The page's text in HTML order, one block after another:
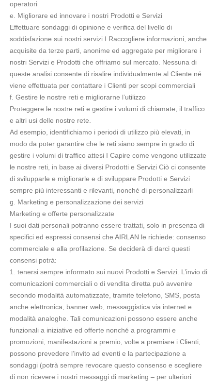
operatori
e. Migliorare ed innovare i nostri Prodotti e Servizi
Effettuare sondaggi di opinione e verifica del livello di
soddisfazione sui nostri servizi I Raccogliere informazioni, anche
acquisite da terze parti, anonime ed aggregate per migliorare i
nostri Servizi e Prodotti che offriamo sul mercato. Nessuna di
queste analisi consente di risalire individualmente al Cliente né
viene effettuata per contattare i Clienti per scopi commerciali
f. Gestire le nostre reti e migliorarne l’utilizzo
Proteggere le nostre reti e gestire i volumi di chiamate, il traffico
e altri usi delle nostre rete.
Ad esempio, identifichiamo i periodi di utilizzo più elevati, in
modo da poter garantire che le reti siano sempre in grado di
gestire i volumi di traffico attesi I Capire come vengono utilizzate
le nostre reti, in base ai diversi Prodotti e Servizi Ciò ci consente
di svilupparle e migliorarle e di sviluppare Prodotti e Servizi
sempre più interessanti e rilevanti, nonché di personalizzarli
g. Marketing e personalizzazione dei servizi
Marketing e offerte personalizzate
I suoi dati personali potranno essere trattati, solo in presenza di
specifici ed espressi consensi che AIRLAN le richiede: consenso
commerciale e alla profilazione. Se deciderà di darci questi
consensi potrà:
1. tenersi sempre informato sui nuovi Prodotti e Servizi. L’invio di
comunicazioni commerciali o di vendita diretta può avvenire
secondo modalità automatizzate, tramite telefono, SMS, posta
anche elettronica, banner web, messaggistica via internet e
modalità analoghe. Tali comunicazioni possono essere anche
funzionali a iniziative ed offerte nonché a programmi e
promozioni, manifestazioni a premio, volte a premiare i Clienti;
possono prevedere l’invito ad eventi e la partecipazione a
sondaggi (potrà sempre revocare questo consenso e scegliere
di non ricevere i nostri messaggi di marketing – per ulteriori